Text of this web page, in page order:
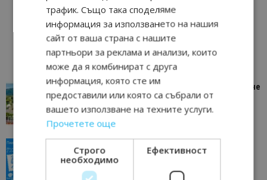
“Пощенска картичка от…”: Петрич – Изживяване
отвъд очакваното
Петрич 11/07/2026 11:22
всички времена
Пловдив 23/06/2026 10:00
трафик. Също така споделяме
информация за използването на нашия
сайт от ваша страна с нашите
партньори за реклама и анализи, които
може да я комбинират с друга
информация, която сте им
предоставили или която са събрали от
вашето използване на техните услуги.
Прочетете още
Строго
необходимо
Ефективност